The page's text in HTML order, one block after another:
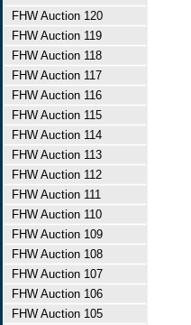
FHW Auction 120
FHW Auction 119
FHW Auction 118
FHW Auction 117
FHW Auction 116
FHW Auction 115
FHW Auction 114
FHW Auction 113
FHW Auction 112
FHW Auction 111
FHW Auction 110
FHW Auction 109
FHW Auction 108
FHW Auction 107
FHW Auction 106
FHW Auction 105